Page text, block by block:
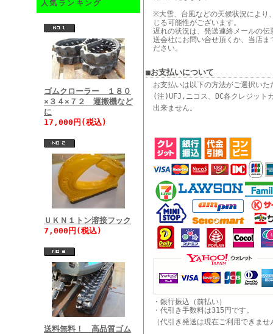
人気ランキング
ゴムクローラー １８０
×３４×７２ 運搬機など
に
17,000円(税込)
ＵＫＮ１トン溶接フック
7,000円(税込)
送料無料！ 高品質ゴム
※大雪、台風などの天候状況により
じる可能性がございます。
遅れの状況は、発送連絡メールの伝
送会社にお問い合せ頂くか、当店ま
ださい。
■お支払いについて
お支払いは以下の方法がご選択いた
(注)UFJ,ニコス、DC各クレジット
出来ません。
・銀行振込（前払い）
・代引き手数料は315円です。
（代引き発送は現在ご利用できま